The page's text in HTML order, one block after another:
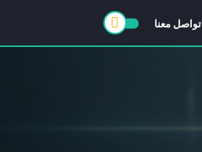
تواصل معنا